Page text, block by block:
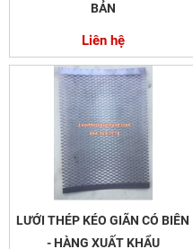
BẢN
Liên hệ
LƯỚI THÉP KÉO GIÃN CÓ BIÊN
- HÀNG XUẤT KHẨU